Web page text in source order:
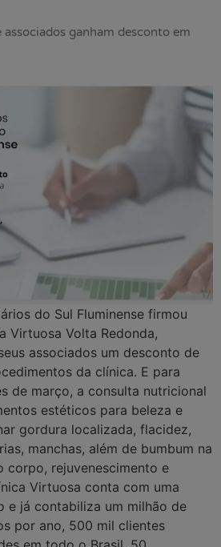
ganham desconto em
do Sul Fluminense firmou
Virtuosa Volta Redonda,
associados um desconto de
da clínica. E para
de março, a consulta nutricional
estéticos para beleza e
gordura localizada, flacidez,
manchas, além de bumbum na
corpo, rejuvenescimento e
Virtuosa conta com uma
e já contabiliza um milhão de
por ano, 500 mil clientes